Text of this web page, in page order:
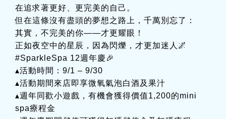
在追求著更好、更完美的自己。
但在這條沒有盡頭的夢想之路上，千萬別忘了：
其實，不完美的你——才更耀眼！
正如夜空中的星辰，因為閃爍，才更加迷人🌌
#SparkleSpa 12週年慶🎉
▴活動時間：9/1 – 9/30
▴活動期間來店即享微氧氣泡白酒及果汁
▴週年同歡小遊戲，有機會獲得價值1,200的mini
spa療程金